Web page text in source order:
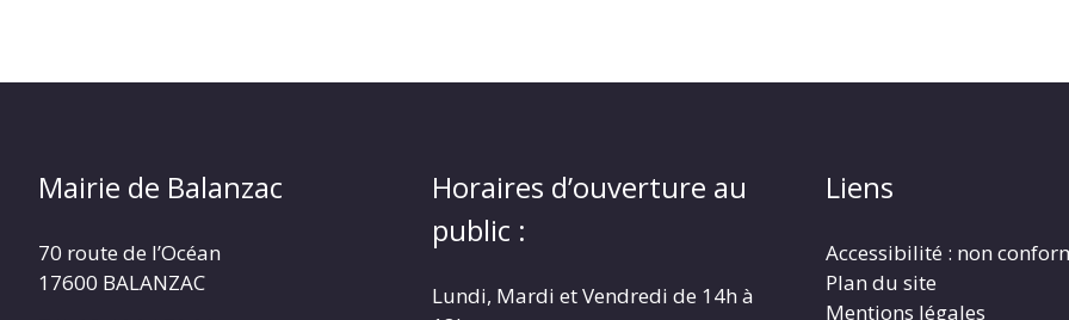
Mairie de Balanzac
70 route de l’Océan
17600 BALANZAC
Horaires d’ouverture au
public :
Lundi, Mardi et Vendredi de 14h à
Liens
Accessibilité : non
Plan du site
Mentions légales